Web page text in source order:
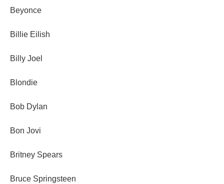
Beyonce
Billie Eilish
Billy Joel
Blondie
Bob Dylan
Bon Jovi
Britney Spears
Bruce Springsteen